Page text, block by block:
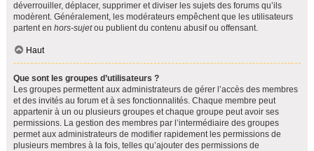
déverrouiller, déplacer, supprimer et diviser les sujets des forums qu’ils
modèrent. Généralement, les modérateurs empêchent que les utilisateurs
partent en hors-sujetou publient du contenu abusif ou offensant.
Haut
Que sont les groupes d’utilisateurs ?
Les groupes permettent aux administrateurs de gérer l’accès des membres
et des invités au forum et à ses fonctionnalités. Chaque membre peut
appartenir à un ou plusieurs groupes et chaque groupe peut avoir ses
permissions. La gestion des membres par l’intermédiaire des groupes
permet aux administrateurs de modifier rapidement les permissions de
plusieurs membres à la fois, telles qu’ajouter des permissions de